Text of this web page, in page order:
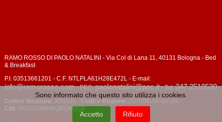
RAMO ROSSO DI PAOLO NATALINI - Via Col di Lana 11, 40131 Bologna - Bed
& Breakfast
P.I. 03513661201 - C.F. NTLPLA61H28E472L - E-mail:
info@ramorosso.com- PEC:paolonatalini@pec.it- Tel.347.2510530
Codice Struttura: X04830 - Codice Regione: 037006-AF-00184 -
CIN: IT037006B4FQRQRQQ8
Sono informato che questo sito utilizza i cookies.
Accetto Rifiuto